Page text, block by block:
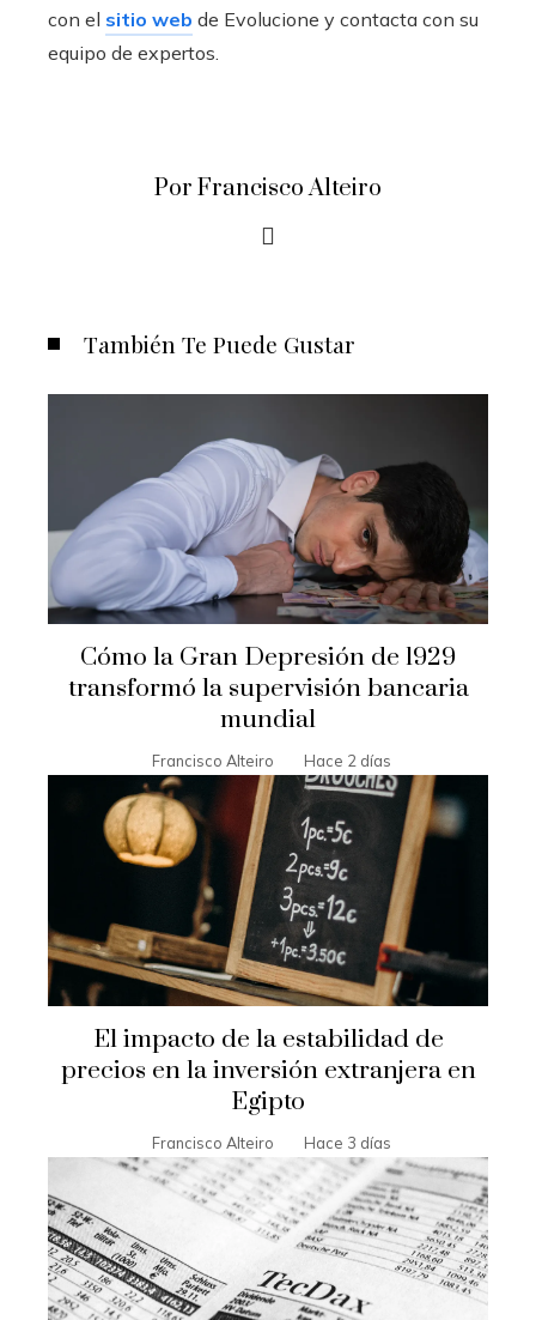
con el sitio web de Evolucione y contacta con su
equipo de expertos.
Por Francisco Alteiro
También Te Puede Gustar
Cómo la Gran Depresión de 1929
transformó la supervisión bancaria
mundial
Francisco Alteiro Hace 2 días
El impacto de la estabilidad de
precios en la inversión extranjera en
Egipto
Francisco Alteiro Hace 3 días